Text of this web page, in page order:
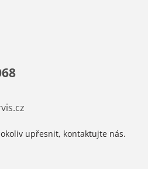
upřesnit, kontaktujte nás.